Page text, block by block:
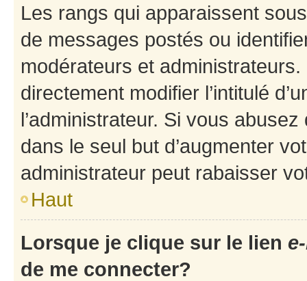
Les rangs qui apparaissent
de messages postés ou
modérateurs et
directement modifier l’intitulé
l’administrateur. Si vous
dans le seul but d’augmenter
administrateur peut rabaisser
Haut
Lorsque je clique sur le lien
de me connecter?